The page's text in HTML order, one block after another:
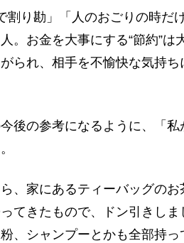
割り勘」「人のおごりの時だ
。お金を大事にする“節約”は
られ、相手を不愉快な気持
後の参考になるように、「私
、家にあるティーバッグの
てきたもので、ドン引きしま
、シャンプーとかも全部持